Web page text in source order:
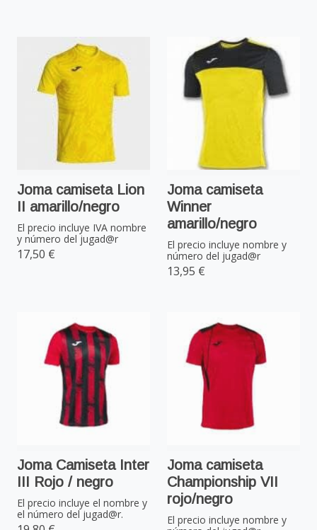
Joma camiseta Lion
II amarillo/negro
El precio incluye IVA nombre
y número del jugad@r
17,50 €
Joma camiseta
Winner
amarillo/negro
El precio incluye nombre y
número del jugad@r
13,95 €
Joma Camiseta Inter
III Rojo / negro
El precio incluye el nombre y
el número del jugad@r.
Joma camiseta
Championship VII
rojo/negro
El precio incluye nombre y